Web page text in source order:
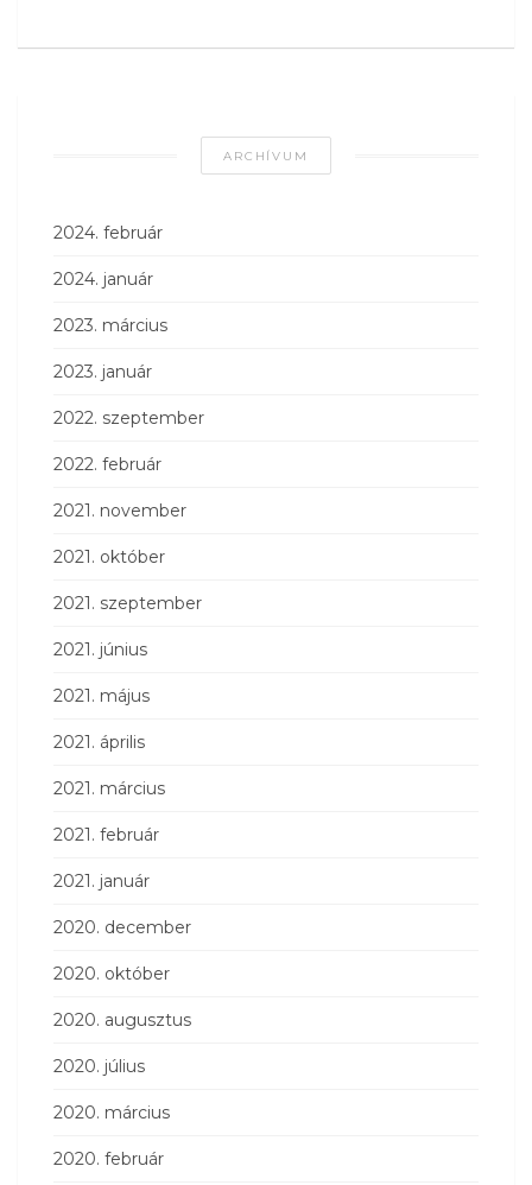
ARCHÍVUM
2024. február
2024. január
2023. március
2023. január
2022. szeptember
2022. február
2021. november
2021. október
2021. szeptember
2021. június
2021. május
2021. április
2021. március
2021. február
2021. január
2020. december
2020. október
2020. augusztus
2020. július
2020. március
2020. február